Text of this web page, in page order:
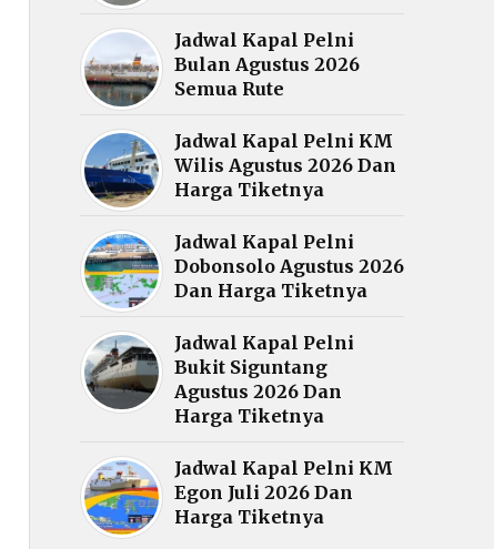
Jadwal Kapal Pelni
Bulan Agustus 2026
Semua Rute
Jadwal Kapal Pelni KM
Wilis Agustus 2026 Dan
Harga Tiketnya
Jadwal Kapal Pelni
Dobonsolo Agustus 2026
Dan Harga Tiketnya
Jadwal Kapal Pelni
Bukit Siguntang
Agustus 2026 Dan
Harga Tiketnya
Jadwal Kapal Pelni KM
Egon Juli 2026 Dan
Harga Tiketnya